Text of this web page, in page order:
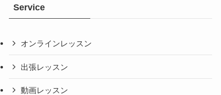
Service
オンラインレッスン
出張レッスン
動画レッスン